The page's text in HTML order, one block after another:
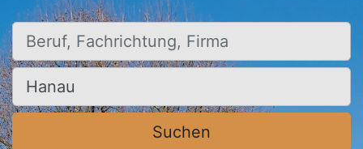
Beruf, Fachrichtung, Firma
Ort, Stadt
Suchen